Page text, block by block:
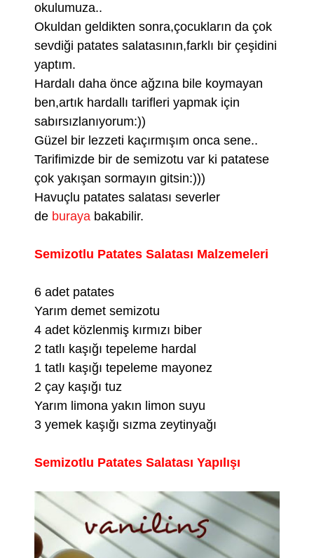
okulumuza..
Okuldan geldikten sonra,çocukların da çok
sevdiği patates salatasının,farklı bir çeşidini
yaptım.
Hardalı daha önce ağzına bile koymayan
ben,artık hardallı tarifleri yapmak için
sabırsızlanıyorum:))
Güzel bir lezzeti kaçırmışım onca sene..
Tarifimizde bir de semizotu var ki patatese
çok yakışan sormayın gitsin:)))
Havuçlu patates salatası severler
de buraya bakabilir.
Semizotlu Patates Salatası Malzemeleri
6 adet patates
Yarım demet semizotu
4 adet közlenmiş kırmızı biber
2 tatlı kaşığı tepeleme hardal
1 tatlı kaşığı tepeleme mayonez
2 çay kaşığı tuz
Yarım limona yakın limon suyu
3 yemek kaşığı sızma zeytinyağı
Semizotlu Patates Salatası Yapılışı